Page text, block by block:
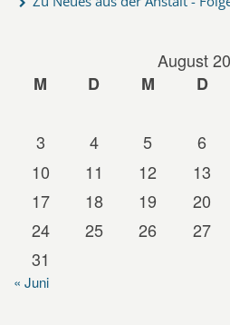
August
M
D M D
3
4 5 6
10
11 12 13
17
18 19 20
24
25 26 27
31
« Juni